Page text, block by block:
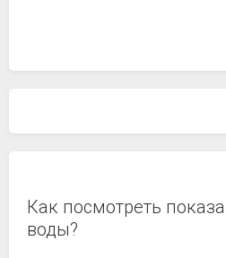
Как посмотреть
воды?